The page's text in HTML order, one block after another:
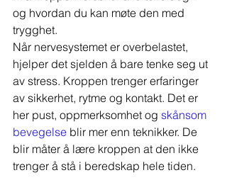
og hvordan du kan møte den med
trygghet.
Når nervesystemet er overbelastet,
hjelper det sjelden å bare tenke seg ut
av stress. Kroppen trenger erfaringer
av sikkerhet, rytme og kontakt. Det er
her pust, oppmerksomhet og skånsom
bevegelse blir mer enn teknikker. De
blir måter å lære kroppen at den ikke
trenger å stå i beredskap hele tiden.